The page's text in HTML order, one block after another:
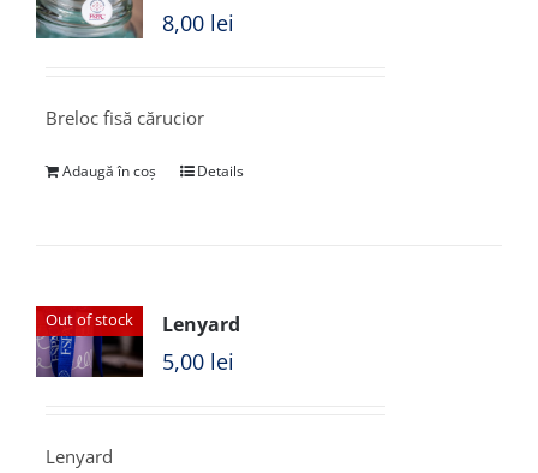
8,00 lei
Breloc fisă cărucior
Adaugă în coș Details
Out of stock Lenyard
5,00 lei
Lenyard